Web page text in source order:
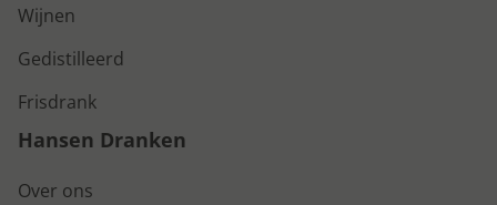
Wijnen
Gedistilleerd
Frisdrank
Hansen Dranken
Over ons